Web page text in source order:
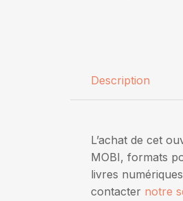
Description
L’achat de cet
MOBI, formats
livres
contacter notre